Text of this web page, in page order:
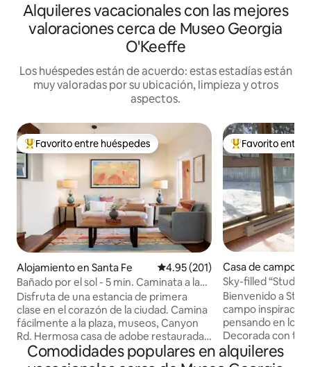
Alquileres vacacionales con las mejores
valoraciones cerca de Museo Georgia
O'Keeffe
Los huéspedes están de acuerdo: estas estadías están
muy valoradas por su ubicación, limpieza y otros
aspectos.
Favorito entre huéspedes preferido
Favorito entre huéspedes
Alojamiento en Santa Fe Calificación promedio: 4.95 de
4.95 (201)
Bañado por el sol - 5 min. Caminata a la
plaza, chimenea, patio
Disfruta de una estancia de primera
clase en el corazón de la ciudad. Camina
fácilmente a la plaza, museos, Canyon
Rd. Hermosa casa de adobe restaurada
de la década de 1930 con elementos
esenciales de cocina completos, camas y
Favorito entre
Favorito entre
Casa de campo
Sky-filled “Studio
Sonadores
Bienvenido a
campo inspirada
pensando en los
Decorada con
cama de lujo y
relajarte y
Comodidades populares en alquileres